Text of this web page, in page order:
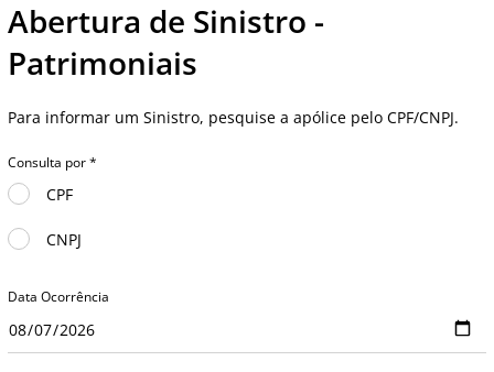
Abertura de Sinistro -
Patrimoniais
Para informar um Sinistro, pesquise a apólice pelo CPF/CNPJ.
Consulta por *
CPF
CNPJ
Data Ocorrência